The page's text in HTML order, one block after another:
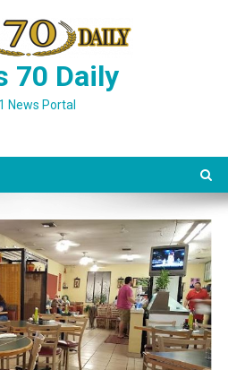
70 Daily
News Portal